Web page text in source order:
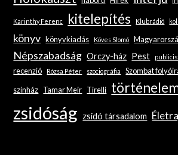
Karinthy Ferenc kitelepítés Klubrádió
könyv könyvkiadás Köves Slomó
Népszabadság Orczy-ház Pest
recenzió
Rózsa Péter szociográfia Szombat
színház Tamar Meir Tirelli
zsidóság zsidó társadalom